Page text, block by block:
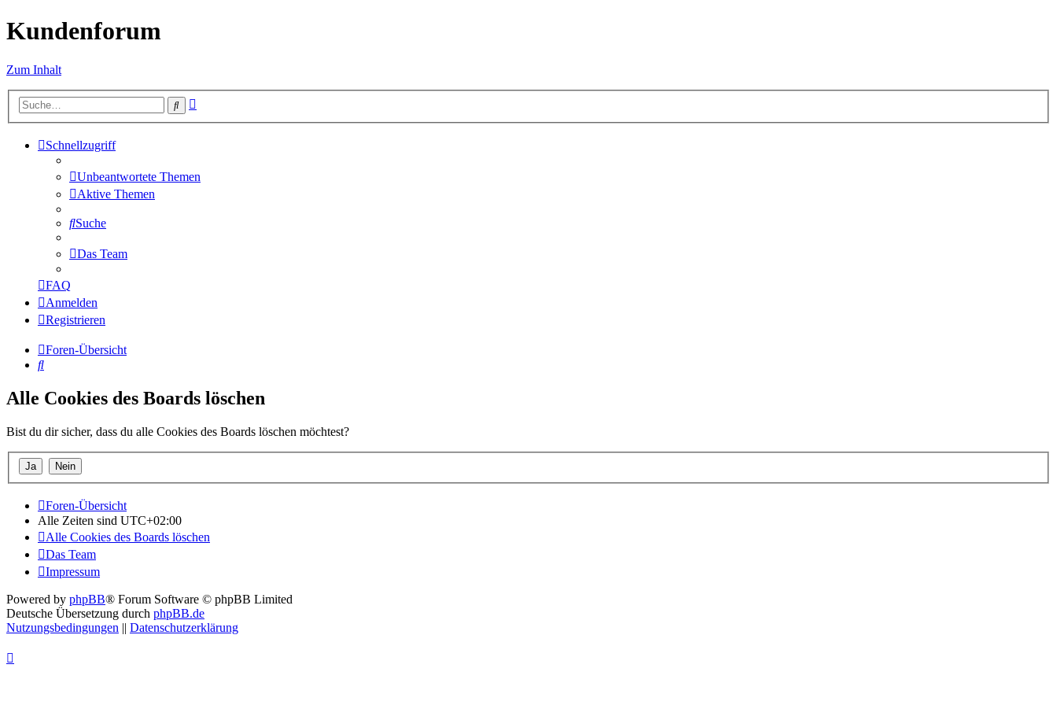
Kundenforum
Zum Inhalt
Suche
Schnellzugriff
Unbeantwortete Themen
Aktive Themen
Suche
Das Team
FAQ
Anmelden
Registrieren
Foren-Übersicht
Suche
Alle Cookies des Boards löschen
Bist du dir sicher, dass du alle Cookies des Boards löschen möchtest?
Foren-Übersicht
Alle Zeiten sind UTC+02:00
Alle Cookies des Boards löschen
Das Team
Impressum
Powered by phpBB® Forum Software © phpBB Limited
Deutsche Übersetzung durch phpBB.de
Nutzungsbedingungen || Datenschutzerklärung